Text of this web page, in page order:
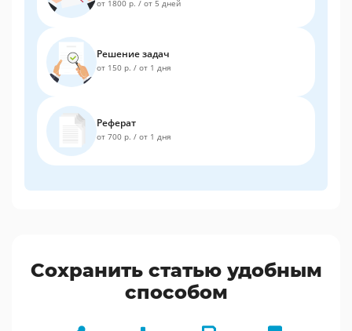
от 1800 р. / от 5 дней
Решение задач
от 150 р. / от 1 дня
Реферат
от 700 р. / от 1 дня
Сохранить статью удобным
способом